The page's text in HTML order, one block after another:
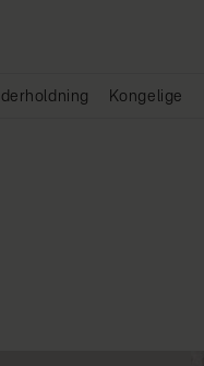
Kongelige